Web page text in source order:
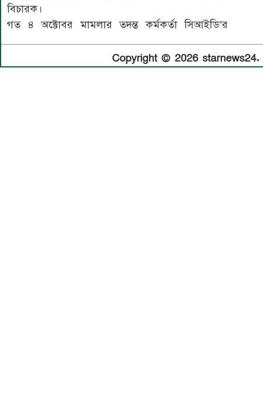
বিচারক।
গত ৪ অক্টোবর মামলার তদন্ত কর্মকর্তা সিআইডি’র
Copyright © 2026